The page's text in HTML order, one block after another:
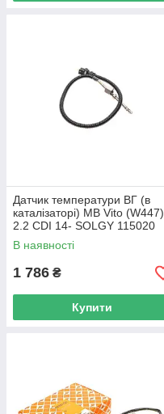
Датчик температури ВГ (в
каталізаторі) MB Vito (W447)
2.2 CDI 14- SOLGY 115020
UA62
В наявності
1 786 ₴
Купити